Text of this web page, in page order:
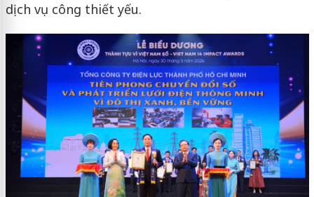
dịch vụ công thiết yếu.